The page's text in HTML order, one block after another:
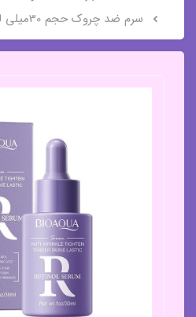
سرم ضد چروک حجم 30میلی لیتر